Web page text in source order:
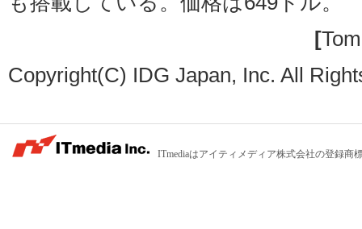
[
Copyright(C) IDG Japan, Inc. All
ITmediaはアイティメディア株式会社の登録商